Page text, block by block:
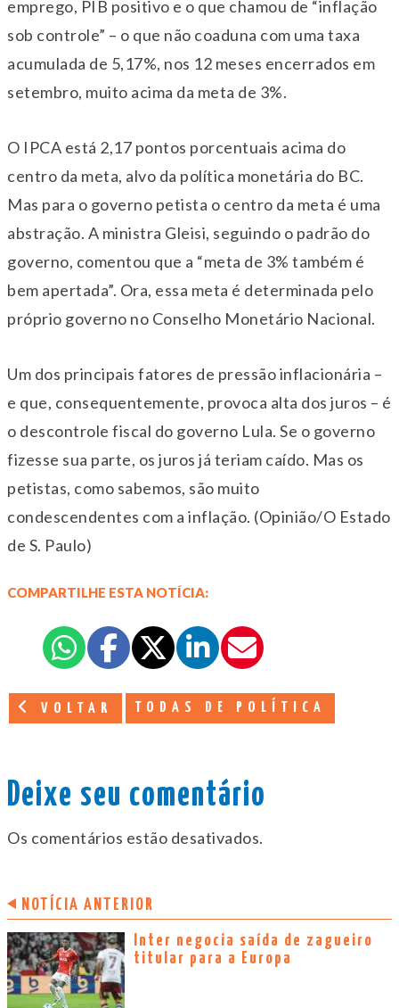
emprego, PIB positivo e o que chamou de “inflação
sob controle” – o que não coaduna com uma taxa
acumulada de 5,17%, nos 12 meses encerrados em
setembro, muito acima da meta de 3%.
O IPCA está 2,17 pontos porcentuais acima do
centro da meta, alvo da política monetária do BC.
Mas para o governo petista o centro da meta é uma
abstração. A ministra Gleisi, seguindo o padrão do
governo, comentou que a “meta de 3% também é
bem apertada”. Ora, essa meta é determinada pelo
próprio governo no Conselho Monetário Nacional.
Um dos principais fatores de pressão inflacionária –
e que, consequentemente, provoca alta dos juros – é
o descontrole fiscal do governo Lula. Se o governo
fizesse sua parte, os juros já teriam caído. Mas os
petistas, como sabemos, são muito
condescendentes com a inflação. (Opinião/O Estado
de S. Paulo)
COMPARTILHE ESTA NOTÍCIA:
VOLTAR TODAS DE POLÍTICA
Deixe seu comentário
Os comentários estão desativados.
NOTÍCIA ANTERIOR
Inter negocia saída de zagueiro
titular para a Europa